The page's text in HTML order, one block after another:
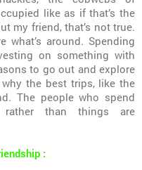
like as if that’s the
my friend, that’s not true.
what’s around. Spending
on something with
to go out and explore
the best trips, like the
The people who spend
rather than things are
: